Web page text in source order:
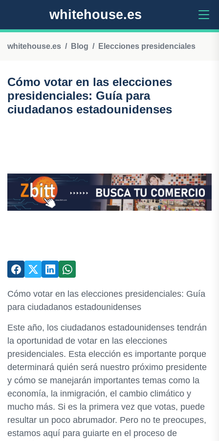
whitehouse.es
whitehouse.es Blog Elecciones presidenciales
Cómo votar en las elecciones
presidenciales: Guía para
ciudadanos estadounidenses
Cómo votar en las elecciones presidenciales: Guía
para ciudadanos estadounidenses
Este año, los ciudadanos estadounidenses tendrán
la oportunidad de votar en las elecciones
presidenciales. Esta elección es importante porque
determinará quién será nuestro próximo presidente
y cómo se manejarán importantes temas como la
economía, la inmigración, el cambio climático y
mucho más. Si es la primera vez que votas, puede
resultar un poco abrumador. Pero no te preocupes,
estamos aquí para guiarte en el proceso de